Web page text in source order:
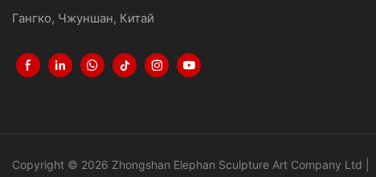
Гангко, Чжуншан, Китай
Copyright © 2026 Zhongshan Elephan Sculpture Art Company Ltd |